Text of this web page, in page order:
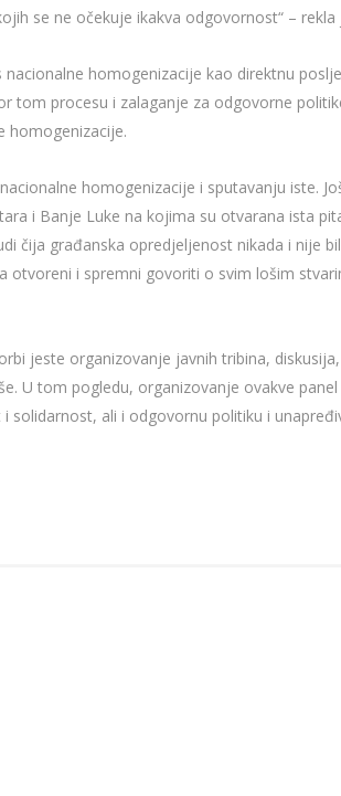
se ne očekuje ikakva odgovornost“ – rekla
homogenizacije kao direktnu
tom procesu i zalaganje za odgovorne
homogenizacije.
homogenizacije i sputavanju iste.
i Banje Luke na kojima su otvarana ista
čija građanska opredjeljenost nikada i nije
i spremni govoriti o svim lošim
jeste organizovanje javnih tribina,
U tom pogledu, organizovanje ovakve
ali i odgovornu politiku i